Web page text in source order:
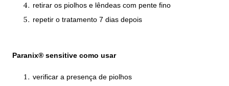
retirar os piolhos e lêndeas com pente fino
repetir o tratamento 7 dias depois
Paranix® sensitive como usar
verificar a presença de piolhos